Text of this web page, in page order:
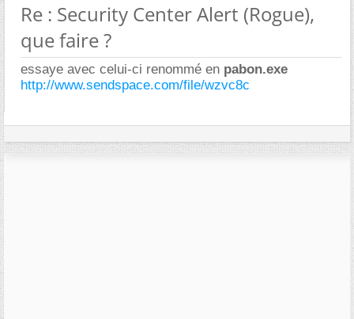
Re : Security Center Alert (Rogue),
que faire ?
essaye avec celui-ci renommé en pabon.exe
http://www.sendspace.com/file/wzvc8c